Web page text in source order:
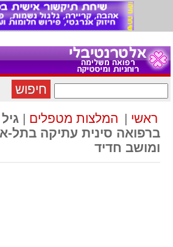
חיפוש
ראשי | המלצות מטפלים |
ברפואה סינית עתיקה בתל-
ומושב חדיד